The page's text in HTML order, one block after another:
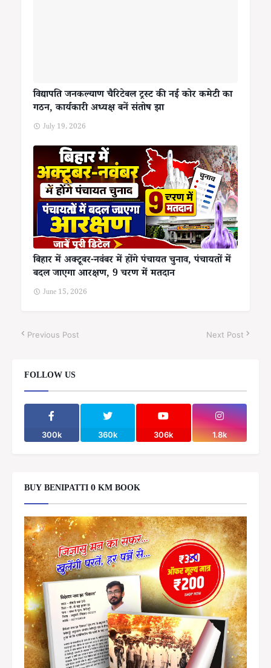
विद्यापति जनकल्याण चैरिटेबल ट्रस्ट की नई कोर कमेटी का
गठन, कार्यकारी अध्यक्ष बनें संतोष झा
July 19, 2026
बिहार में अक्टूबर-नवंबर में होंगे पंचायत चुनाव, पंचायतों में
बदल जाएगा आरक्षण, 9 चरण में मतदान
June 15, 2026
Previous Post Next Post
FOLLOW US
300k 360k 306k 1.8k
BUY BENIPATTI 0 KM BOOK